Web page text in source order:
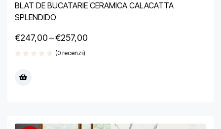
BLAT DE BUCATARIE CERAMICA CALACATTA
SPLENDIDO
€247,00–€257,00
(0 recenzii)